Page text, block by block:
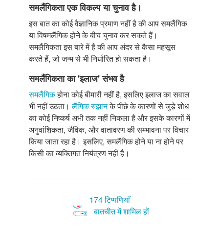
समलैंगिकता एक विकल्प या चुनाव है।
इस बात का कोई वैज्ञानिक प्रमाण नहीं है की आप समलैंगिक
या विषमलैंगिक होने के बीच चुनाव कर सकते हैं।
समलैंगिकता इस बारे में है की आप अंदर से कैसा महसूस
करते हैं, जो जन्म से भी निर्धारित हो सकता है।
समलैंगिकता का 'इलाज' संभव है
समलैंगिकहोना कोई बीमारी नहीं है, इसलिए इलाज का सवाल
भी नहीं उठता।लैंगिक रुझानके पीछे के कारणों से जुड़े शोध
का कोई निष्कर्ष अभी तक नहीं निकला है और इसके कारणों में
अनुवांशिकता, जैविक, और वातावरण की सम्भावना पर विचार
किया जाता रहा है। इसलिए, समलैंगिक होने या ना होने पर
किसी का व्यक्तिगत नियंत्रण नहीं है।
174 टिप्पणियाँ
बातचीत में शामिल हों